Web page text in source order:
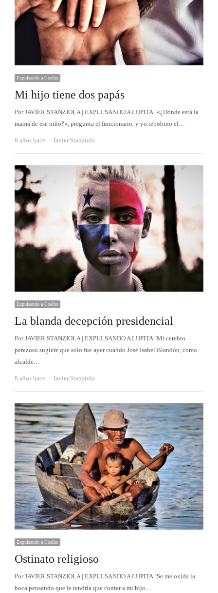
Expulsando a Coelho
Mi hijo tiene dos papás
Por JAVIER STANZIOLA | EXPULSANDO A LUPITA "«¿Dónde está la
mamá de ese niño?», pregunta el funcionario, y yo rebobino el…
8 años hace Autor
Javier Stanziola
Expulsando a Coelho
La blanda decepción presidencial
Por JAVIER STANZIOLA | EXPULSANDO A LUPITA "Mi cerebro
perezoso sugiere que solo fue ayer cuando José Isabel Blandón, como
alcalde…
8 años hace Autor
Javier Stanziola
Expulsando a Coelho
Ostinato religioso
Por JAVIER STANZIOLA | EXPULSANDO A LUPITA "Se me oxida la
boca pensando que le tendría que contar a mi hijo…